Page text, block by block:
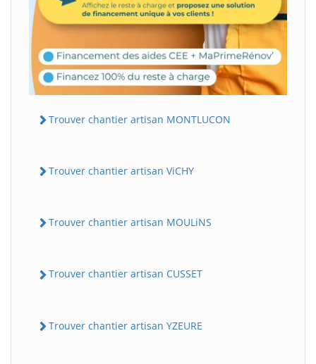
Trouver chantier artisan MONTLUCON
Trouver chantier artisan ViCHY
Trouver chantier artisan MOULiNS
Trouver chantier artisan CUSSET
Trouver chantier artisan YZEURE